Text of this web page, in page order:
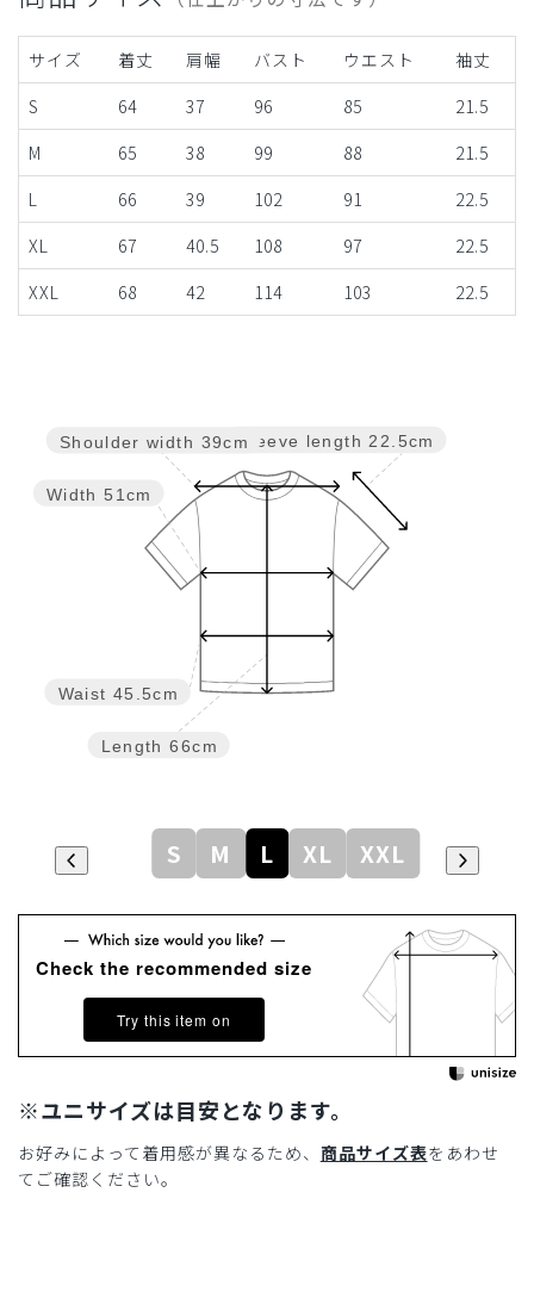
サイズ 着丈 肩幅 バスト ウエスト
袖丈
S
64 37 96 85
21.5
M
65 38 99 88
21.5
L
66 39 102 91
22.5
XL
67 40.5 108 97
22.5
XXL
68 42 114 103 22.5
Sleeve length 22.5cm
Length 66cm
Waist 45.5cm
Width 51cm
Shoulder width 39cm
S M L XL XXL
Check the recommended size
Try this item on
※ユニサイズは目安となります。
お好みによって着用感が異なるため、 商品サイズ表をあわせ
てご確認ください。